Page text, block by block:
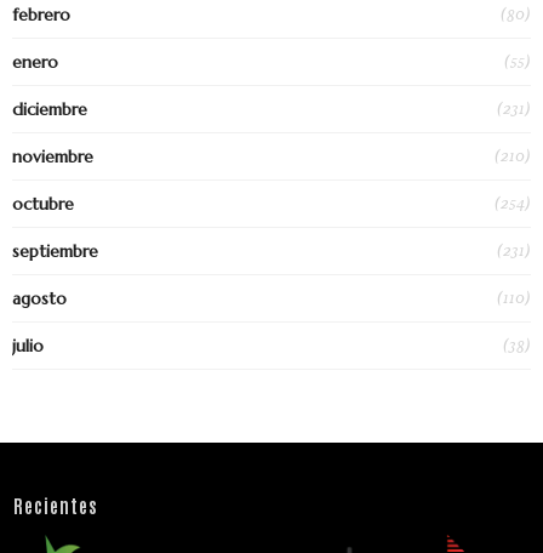
febrero (80)
enero (55)
diciembre (231)
noviembre (210)
octubre (254)
septiembre (231)
agosto (110)
julio (38)
Recientes